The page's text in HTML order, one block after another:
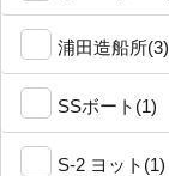
浦田造船所(3)
SSボート(1)
S-2 ヨット(1)